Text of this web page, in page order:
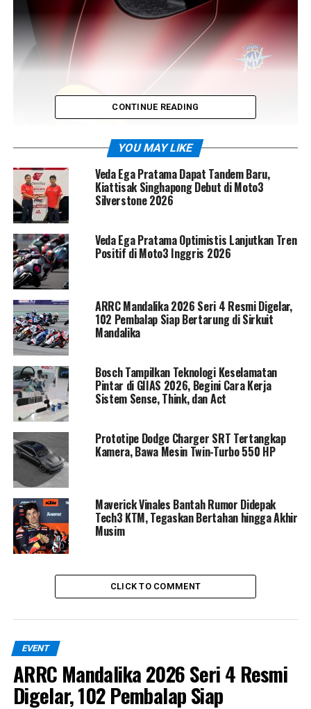
Bukan sekadar motor, model neo-retro hypersport ini
adalah simbol eksklusivitas tingkat tinggi. Diproduksi
sangat terbatas—hanya
Superveloce 1000 Ago langsung masuk radar para
kolektor kelas atas. Untuk pasar Indonesia sendiri,
jatahnya bahkan hanyadua unit, dan satu di antaranya
telah resmi dimiliki konsumen Tanah Air.
Menurut perwakilan MV Agusta yang ditemui di JIExpo
Kemayoran, motor ini tidak tersedia dalam kondisi ready
stock. Setiap unit harus dipesan langsung dari Italia,
dengan banderol
menjadikannya motor termahal yang dipamerkan di
IIMS 2026.
Nilai Superveloce 1000 Ago tak hanya terletak pada
harganya, tetapi juga padasejarah besaryang
dibawanya. Motor ini diciptakan sebagai bentuk
penghormatan kepada legenda balap dunia,
Agostini, sosok yang namanya identik dengan kejayaan
CONTINUE READING
YOU MAY LIKE
Veda Ega Pratama Dapat Tandem Baru,
Kiattisak Singhapong Debut di Moto3
Silverstone 2026
Veda Ega Pratama Optimistis Lanjutkan Tren
Positif di Moto3 Inggris 2026
ARRC Mandalika 2026 Seri 4 Resmi Digelar,
102 Pembalap Siap Bertarung di Sirkuit
Mandalika
Bosch Tampilkan Teknologi Keselamatan
Pintar di GIIAS 2026, Begini Cara Kerja
Sistem Sense, Think, dan Act
Prototipe Dodge Charger SRT Tertangkap
Kamera, Bawa Mesin Twin-Turbo 550 HP
Maverick Vinales Bantah Rumor Didepak
Tech3 KTM, Tegaskan Bertahan hingga Akhir
Musim
CLICK TO COMMENT
EVENT
ARRC Mandalika 2026 Seri 4 Resmi
Digelar, 102 Pembalap Siap